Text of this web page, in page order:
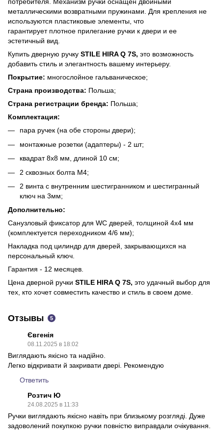
потребителя. Механизм ручки оснащен двойными
металлическими возвратными пружинами. Для крепления не
используются пластиковые элементы, что
гарантирует плотное прилегание ручки к двери и ее
эстетичный вид.
Купить дверную ручку STILE HIRA Q 7S, это возможность
добавить стиль и элегантность вашему интерьеру.
Покрытие: многослойное гальваническое;
Страна производства: Польша;
Страна регистрации бренда: Польша;
Комплектация:
пара ручек (на обе стороны двери);
монтажные розетки (адаптеры) - 2 шт;
квадрат 8х8 мм, длиной 10 см;
2 сквозных болта М4;
2 винта с внутренним шестигранником и шестигранный
ключ на 3мм;
Дополнительно:
Санузловый фиксатор для WC дверей, толщиной 4х4 мм
(комплектуется переходником 4/6 мм);
Накладка под цилиндр для дверей, закрывающихся на
персональный ключ.
Гарантия - 12 месяцев.
Цена дверной ручки STILE HIRA Q 7S, это удачный выбор для
тех, кто хочет совместить качество и стиль в своем доме.
Отзывы 5
Євгенія
08.11.2025 в 18:02
Виглядають якісно та надійно.
Легко відкривати й закривати двері. Рекомендую
Ответить
Розтич Ю
24.08.2025 в 11:33
Ручки виглядають якісно навіть при близькому розгляді. Дуже
задоволений покупкою ручки повністю виправдали очікування.